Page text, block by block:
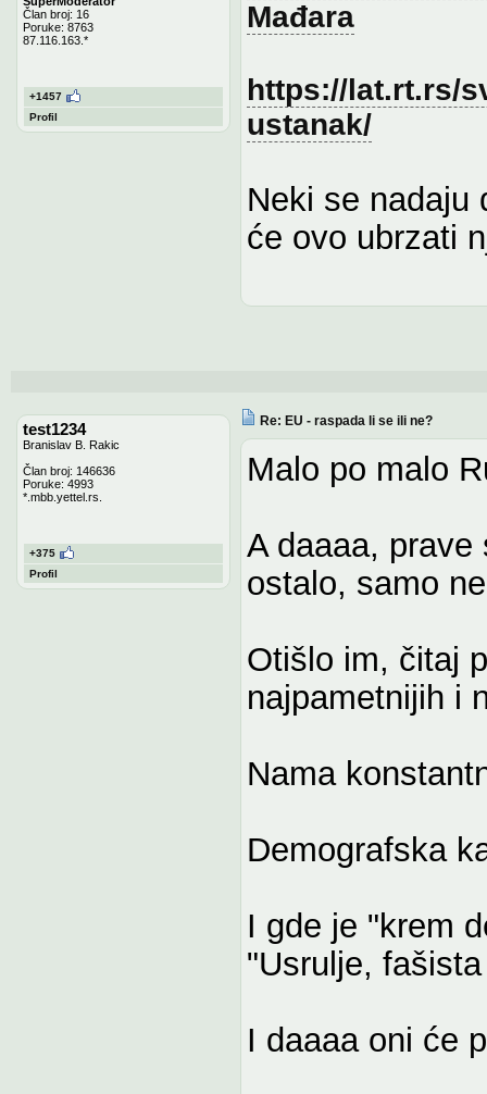
Član broj: 16
Poruke: 8763
87.116.163.*
+1457
Profil
Mađara
https://lat.rt.rs/
ustanak/
Neki se nadaju
će ovo ubrzati
test1234
Branislav B. Rakic
Član broj: 146636
Poruke: 4993
*.mbb.yettel.rs.
+375
Profil
Re: EU - raspada li se ili ne?
Malo po malo
A daaaa,
ostalo, samo
Otišlo im, čitaj
najpametnijih i
Nama
Demografska
I gde je "krem
"Usrulje,
I daaaa oni će